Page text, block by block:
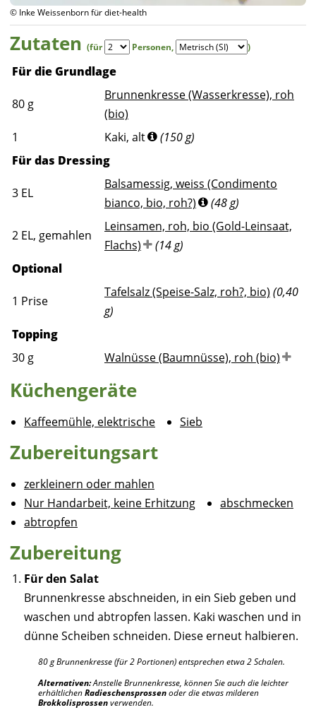
© Inke Weissenborn für diet-health
Zutaten (für Personen, )
Für die Grundlage
80 g
Brunnenkresse (Wasserkresse), roh
(bio)
1
Kaki, alt
(150 g)
Für das Dressing
3 EL
Balsamessig, weiss (Condimento
bianco, bio, roh?)
(48 g)
2 EL, gemahlen
Leinsamen, roh, bio (Gold-Leinsaat,
Flachs)
(14 g)
Optional
1 Prise
Tafelsalz (Speise-Salz, roh?, bio) (0,40
g)
Topping
30 g Walnüsse (Baumnüsse), roh (bio)
Küchengeräte
Kaffeemühle, elektrische Sieb
Zubereitungsart
zerkleinern oder mahlen
Nur Handarbeit, keine Erhitzung
abschmecken
abtropfen
Zubereitung
Für den Salat
Brunnenkresse abschneiden, in ein Sieb geben und
waschen und abtropfen lassen. Kaki waschen und in
dünne Scheiben schneiden. Diese erneut halbieren.
80 g Brunnenkresse (für 2 Portionen) entsprechen etwa 2 Schalen.
Alternativen:Anstelle Brunnenkresse, können Sie auch die leichter
erhältlichenRadieschensprossenoder die etwas milderen
Brokkolisprossenverwenden.